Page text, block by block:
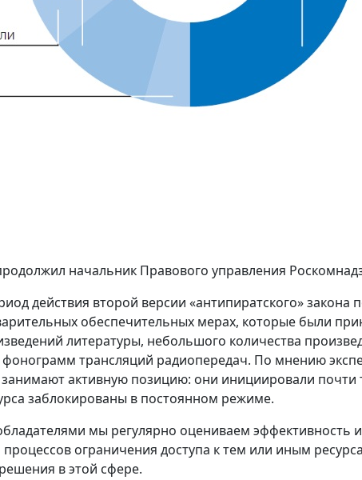
начальник Правового управления
действия второй версии «антипиратского» закона
обеспечительных мерах, которые были
литературы, небольшого количества
трансляций радиопередач. По мнению
занимают активную позицию: они инициировали
заблокированы в постоянном режиме.
мы регулярно оцениваем эффективность
ограничения доступа к тем или иным
в этой сфере.